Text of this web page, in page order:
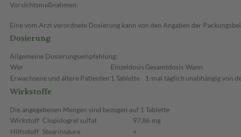
Vorsichtsmaßnahmen.
Eine vom Arzt verordnete Dosierung kann von den Angaben der
Dosierung
Allgemeine Dosierungsempfehlung:
Wer
Einzeldosis Gesamtdosis Wann
Erwachsene und ältere Patienten 1 Tablette 1-mal täglich unabhängig von
Wirkstoffe
Die angegebenen Mengen sind bezogen auf 1 Tablette
Wirkstoff Clopidogrel sulfat
97,86 mg
Hilfsstoff Stearinsäure
+